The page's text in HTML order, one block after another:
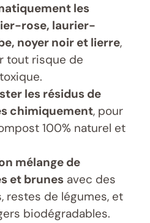
les
rose, laurier-
noyer noir et lierre,
tout risque de
les résidus de
chimiquement, pour
100% naturel et
mélange de
et brunes avec des
restes de légumes, et
biodégradables.